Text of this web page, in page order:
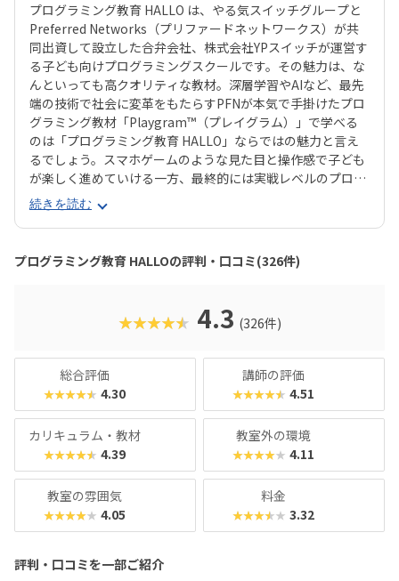
プログラミング教育 HALLO は、やる気スイッチグループと
Preferred Networks（プリファードネットワークス）が共
同出資して設立した合弁会社、株式会社YPスイッチが運営す
る子ども向けプログラミングスクールです。その魅力は、な
んといっても高クオリティな教材。深層学習やAIなど、最先
端の技術で社会に変革をもたらすPFNが本気で手掛けたプロ
グラミング教材「Playgram™（プレイグラム）」で学べる
のは「プログラミング教育 HALLO」ならではの魅力と言え
るでしょう。スマホゲームのような見た目と操作感で子ども
が楽しく進めていける一方、最終的には実戦レベルのプログ
ラミングスキルが身につく「Playgram」には、まるでマイ
ンクラフト（マイクラ）のように3D空間をデザインできるモ
ードも。子どもの創造性と技術力、そのどちらも高めていけ
るスクールをお探しのご家庭にぴったりのスクールです。ま
た、運営元のやる気スイッチグループといえば、子どもの性
名。学習計画や講師とのマッチングに使われるそうで、「教
材はいいけど、先生との相性が……」なんてトラブルも極力
くの教室に足を運んでみてくださいね。
続きを読む
プログラミング教育 HALLOの評判・口コミ(326件)
★★★★★ 4.3 (326件)
総合評価
★★★★★ 4.30
講師の評価
★★★★★ 4.51
カリキュラム・教材
★★★★★ 4.39
教室外の環境
★★★★★ 4.11
教室の雰囲気
★★★★★ 4.05
料金
★★★★★ 3.32
評判・口コミを一部ご紹介